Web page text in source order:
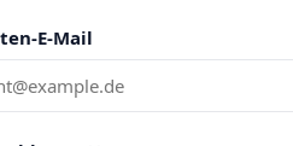
E-Mail